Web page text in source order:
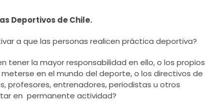
Deportivos de Chile.
a que las personas realicen práctica deportiva?
tener la mayor responsabilidad en ello, o los propios
en el mundo del deporte, o los directivos de
profesores, entrenadores, periodistas u otros
en permanente actividad?